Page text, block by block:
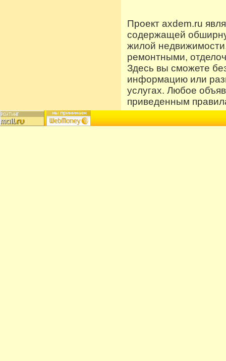
Проект axdem.ru
содержащей
жилой
ремонтными,
Здесь вы сможете
информацию или
услугах. Любое
приведенным